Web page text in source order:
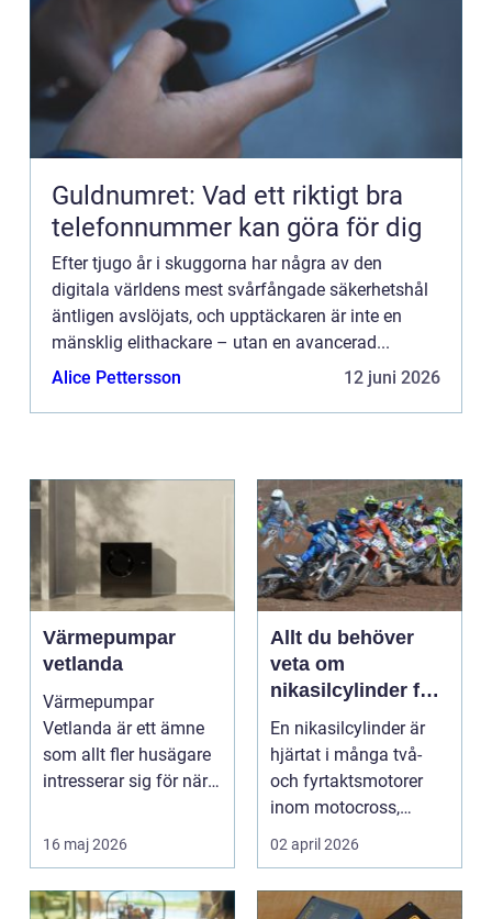
Guldnumret: Vad ett riktigt bra
telefonnummer kan göra för dig
Efter tjugo år i skuggorna har några av den
digitala världens mest svårfångade säkerhetshål
äntligen avslöjats, och upptäckaren är inte en
mänsklig elithackare – utan en avancerad...
Alice Pettersson
12 juni 2026
Värmepumpar
vetlanda
Värmepumpar
Vetlanda är ett ämne
som allt fler husägare
intresserar sig för när
16 maj 2026
Allt du behöver
veta om
nikasilcylinder för
motorcykel och
snöskoter
En nikasilcylinder är
hjärtat i många två-
och fyrtaktsmotorer
inom motocross,
enduro och
02 april 2026